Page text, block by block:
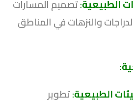
الطبيعية:تصميم المسارات
والنزهات في المناطق
:
الطبيعية:تطوير